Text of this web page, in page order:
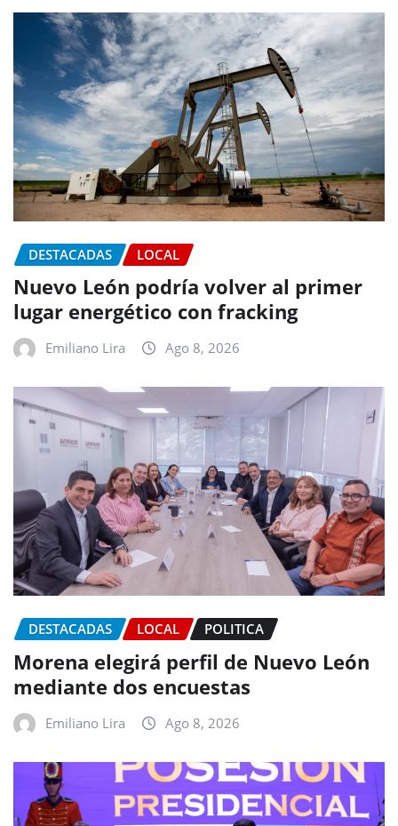
DESTACADAS LOCAL
Nuevo León podría volver al primer
lugar energético con fracking
Emiliano Lira Ago 8, 2026
DESTACADAS LOCAL POLITICA
Morena elegirá perfil de Nuevo León
mediante dos encuestas
Emiliano Lira Ago 8, 2026